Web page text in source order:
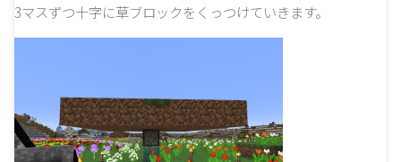
3マスずつ十字に草ブロックをくっつけていきます。